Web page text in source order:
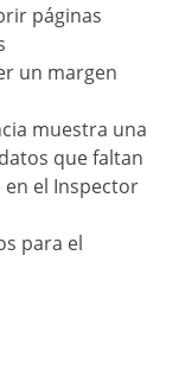
páginas
un margen
muestra una
que faltan
en el Inspector
para el